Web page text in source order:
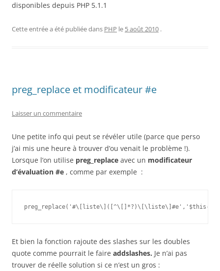
disponibles depuis PHP 5.1.1
Cette entrée a été publiée dans PHP le 5 août 2010 .
preg_replace et modificateur #e
Laisser un commentaire
Une petite info qui peut se révéler utile (parce que perso
j’ai mis une heure à trouver d’ou venait le problème !).
Lorsque l’on utilise preg_replace avec un modificateur
d’évaluation #e , comme par exemple :
preg_replace('#\[liste\]([^\[]*?)\[\liste\]#e','$this-
Et bien la fonction rajoute des slashes sur les doubles
quote comme pourrait le faire addslashes. Je n’ai pas
trouver de réelle solution si ce n’est un gros :